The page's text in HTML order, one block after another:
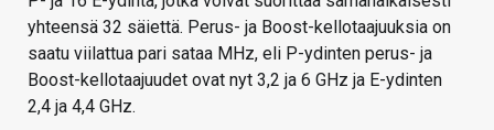
yhteensä 32 säiettä. Perus- ja Boost-kellotaajuuksia on
saatu viilattua pari sataa MHz, eli P-ydinten perus- ja
Boost-kellotaajuudet ovat nyt 3,2 ja 6 GHz ja E-ydinten
2,4 ja 4,4 GHz.